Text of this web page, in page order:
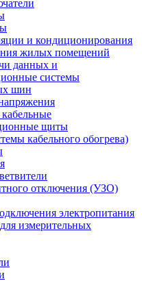
и кондиционирования
жилых помещений
данных и
системы
шин
щиты
кабельного обогрева)
отключения (УЗО)
электропитания
измерительных